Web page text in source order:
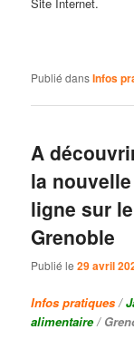
Publié dansInfos
A
la
ligne sur
Grenoble
Publié le29 avril
Infos pratiques /
alimentaire /